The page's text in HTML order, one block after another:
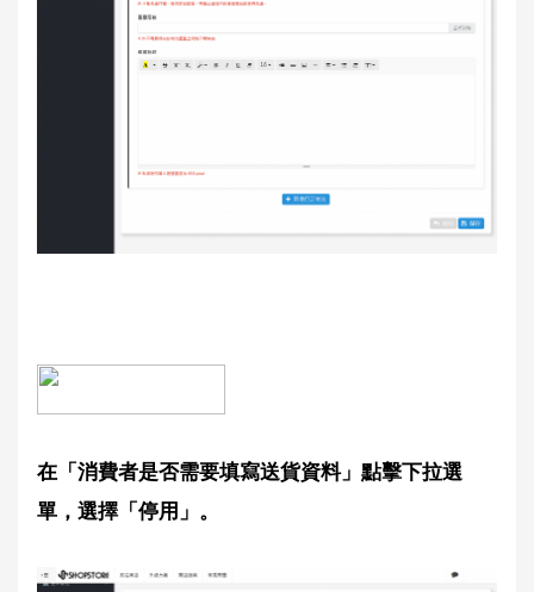
在「消費者是否需要填寫送貨資料」點擊下拉選
單，選擇「停用」。